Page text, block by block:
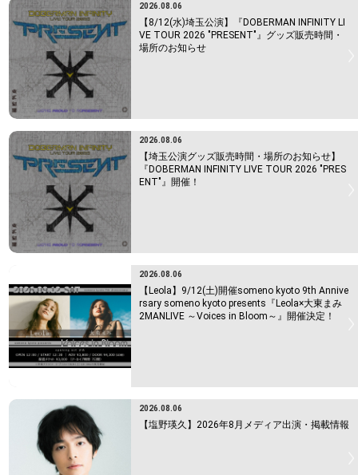
2026.08.06
【8/12(水)埼玉公演】『DOBERMAN INFINITY LI
VE TOUR 2026 "PRESENT"』グッズ販売時間・
場所のお知らせ
2026.08.06
【埼玉公演グッズ販売時間・場所のお知らせ】
『DOBERMAN INFINITY LIVE TOUR 2026 "PRES
ENT"』開催！
2026.08.06
【Leola】9/12(土)開催someno kyoto 9th Annive
rsary someno kyoto presents『Leola×大東まみ
2MANLIVE ～Voices in Bloom～』開催決定！
2026.08.06
【塩野瑛久】2026年8月メディア出演・掲載情報